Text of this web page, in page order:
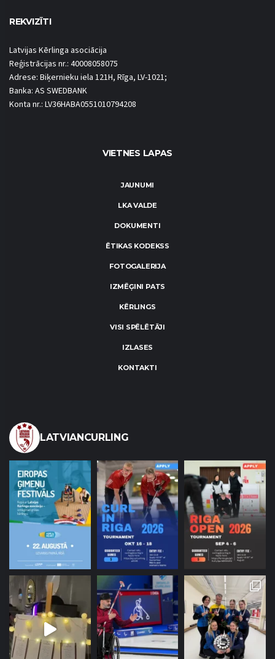
REKVIZĪTI
Latvijas Kērlinga asociācija
Reģistrācijas nr.: 40008058075
Adrese: Biķernieku iela 121H, Rīga, LV-1021;
Banka: AS SWEDBANK
Konta nr.: LV36HABA0551010794208
VIETNES LAPAS
JAUNUMI
LKA VALDE
DOKUMENTI
ĒTIKAS KODEKSS
FOTOGALERIJA
IZMĒĢINI PATS
KĒRLINGS
VISI SPĒLĒTĀJI
IZLASES
KONTAKTI
LATVIANCURLING